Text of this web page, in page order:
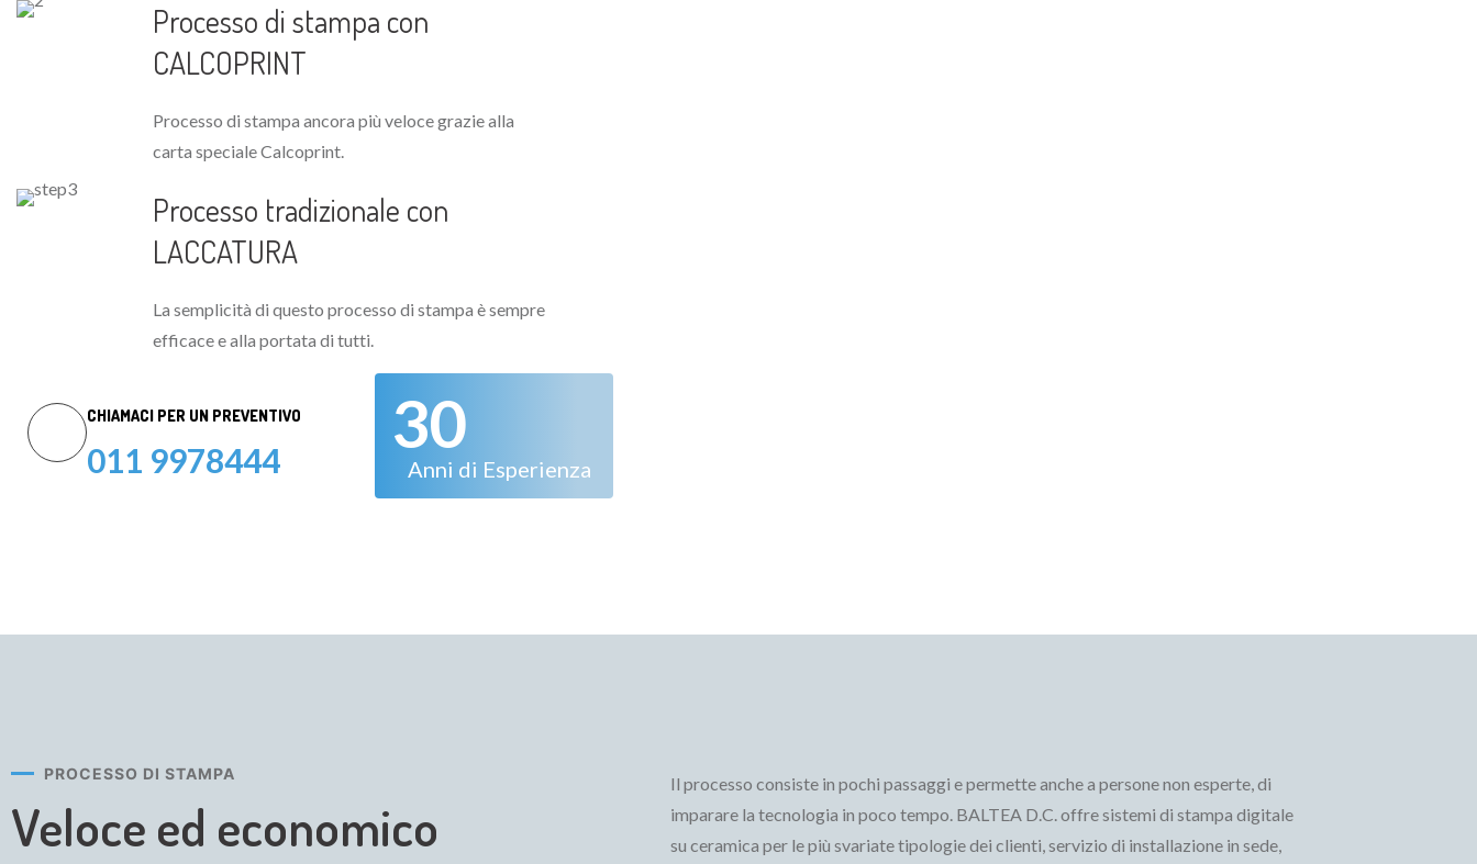
Processo di stampa con
CALCOPRINT
Processo di stampa ancora più veloce grazie alla
carta speciale Calcoprint.
Processo tradizionale con
LACCATURA
La semplicità di questo processo di stampa è sempre
efficace e alla portata di tutti.
CHIAMACI PER UN PREVENTIVO
011 9978444 30
Anni di Esperienza
PROCESSO DI STAMPA
Veloce ed economico
Il processo consiste in pochi passaggi e permette anche a persone non esperte, di
imparare la tecnologia in poco tempo. BALTEA D.C. offre sistemi di stampa digitale
su ceramica per le più svariate tipologie dei clienti, servizio di installazione in sede,